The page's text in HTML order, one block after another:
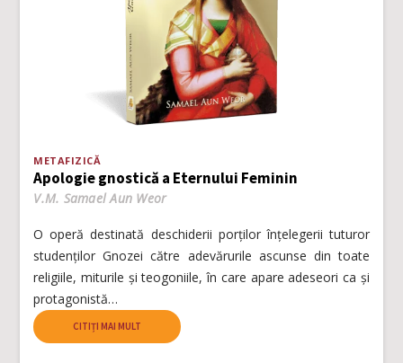
METAFIZICĂ
Apologie gnostică a Eternului Feminin
V.M. Samael Aun Weor
O operă destinată deschiderii porților înțelegerii tuturor
studenților Gnozei către adevărurile ascunse din toate
religiile, miturile și teogoniile, în care apare adeseori ca și
protagonistă…
CITIȚI MAI MULT